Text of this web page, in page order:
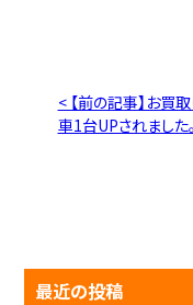
< 【前の記事】お買取
車1台UPされました。
最近の投稿